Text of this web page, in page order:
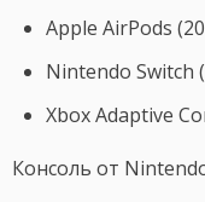
Apple AirPods
Nintendo Switch
Xbox Adaptive
Консоль от